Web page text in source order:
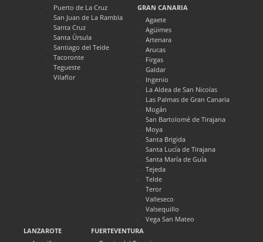
Puerto de La Cruz
San Juan de La Rambla
Santa Cruz
Santa Úrsula
Santiago del Teide
Tacoronte
Tegueste
Vilaflor
GRAN CANARIA
Agaete
Agüimes
Artenara
Arucas
Firgas
Galdar
Ingenio
La Aldea de San Nicolas
Las Palmas de Gran Canaria
Mogán
San Bartolomé de Tirajana
Moya
Santa Brigida
Santa Lucía de Tirajana
Santa María de Guía
Tejeda
Telde
Teror
Valleseco
Valsequillo
Vega San Mateo
LANZAROTE
FUERTEVENTURA